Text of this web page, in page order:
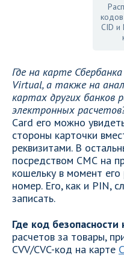
кодов
CID и
Где на карте
Virtual, а также на
картах других банков
электронных
Card его можно
стороны карточки
реквизитами. В
посредством СМС на
кошельку в момент
номер. Его, как и PIN,
записать.
Где код
расчетов за товары,
CVV/CVC-код на карте